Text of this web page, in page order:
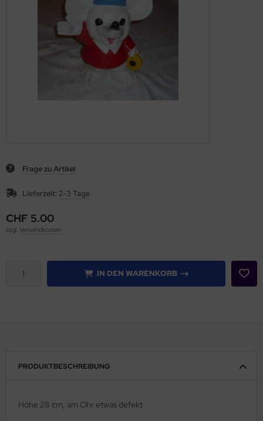
Frage zu Artikel
Lieferzeit: 2-3 Tage
CHF 5.00
zzgl. Versandkosten
IN DEN WARENKORB
PRODUKTBESCHREIBUNG
Höhe 28 cm, am Ohr etwas defekt